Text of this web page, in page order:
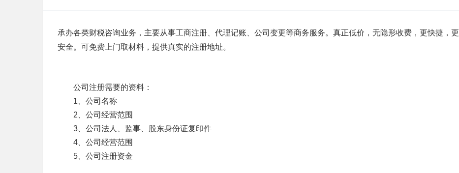
承办各类财税咨询业务，主要从事工商注册、代理记账、公司变更等商务服务。真正低价，无隐形收费，更快捷，更
安全。可免费上门取材料，提供真实的注册地址。
公司注册需要的资料：
1、公司名称
2、公司经营范围
3、公司法人、监事、股东身份证复印件
4、公司经营范围
5、公司注册资金